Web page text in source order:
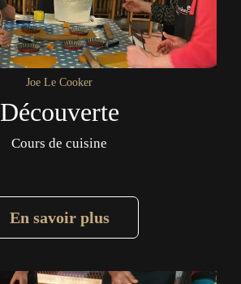
Joe Le Cooker
Découverte
Cours de cuisine
En savoir plus